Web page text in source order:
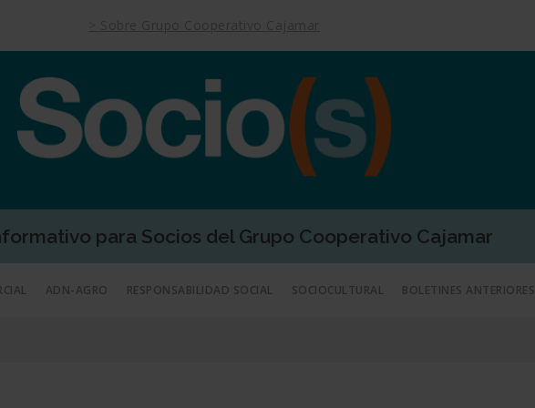
para Socios del Grupo Cooperativo Cajamar
ADN-AGRO RESPONSABILIDAD SOCIAL SOCIOCULTURAL BOLETINES ANTERIORES